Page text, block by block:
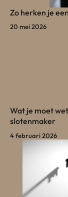
Zo herken je
20 mei 2026
Wat je moet
slotenmaker
4 februari 2026